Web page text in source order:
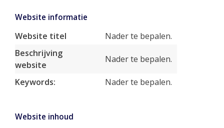
Website informatie
Website titel
Nader te bepalen.
Beschrijving
website
Nader te bepalen.
Keywords: Nader te bepalen.
Website inhoud